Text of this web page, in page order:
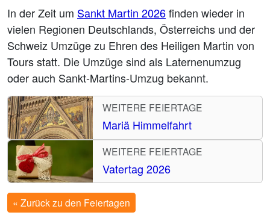
In der Zeit um Sankt Martin 2026finden wieder in
vielen Regionen Deutschlands, Österreichs und der
Schweiz Umzüge zu Ehren des Heiligen Martin von
Tours statt. Die Umzüge sind als Laternenumzug
oder auch Sankt-Martins-Umzug bekannt.
WEITERE FEIERTAGE
Mariä Himmelfahrt
WEITERE FEIERTAGE
Vatertag 2026
« Zurück zu den Feiertagen